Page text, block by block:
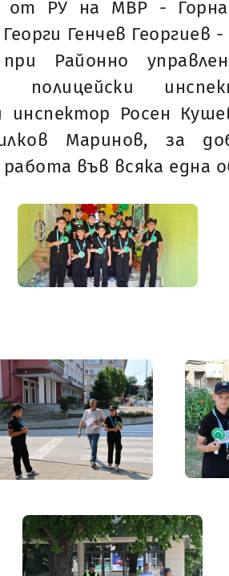
от РУ на МВР -
Генчев Георгиев
при Районно
полицейски
инспектор Росен
Маринов, за
във всяка една